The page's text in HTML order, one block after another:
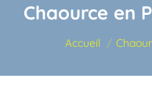
Chaource en
Vous êtes ici :
Accueil